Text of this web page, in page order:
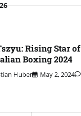
Rising Star of
Boxing 2024
Huber May 2, 2024